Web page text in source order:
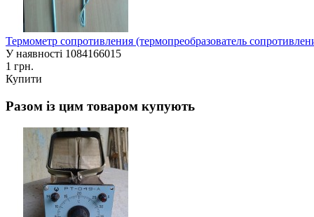
Термометр сопротивления (термопреобразователь
У наявності 1084166015
1 грн.
Купити
Разом із цим товаром купують